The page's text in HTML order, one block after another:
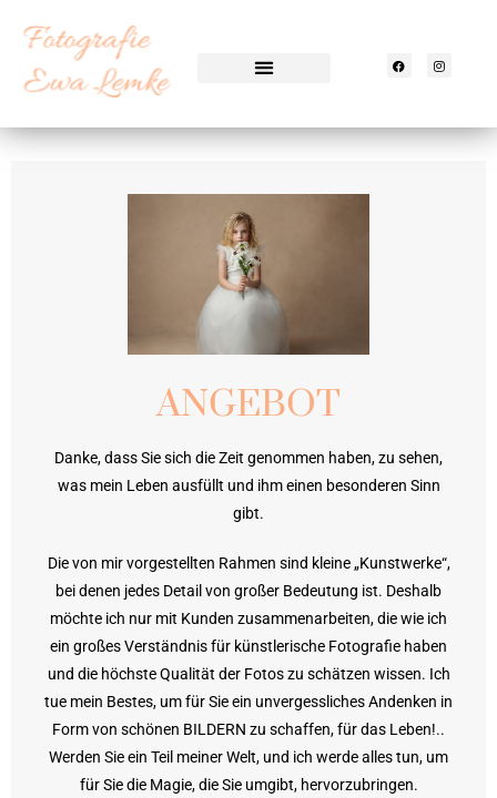
ANGEBOT
Danke, dass Sie sich die Zeit genommen haben, zu sehen,
was mein Leben ausfüllt und ihm einen besonderen Sinn
gibt.
Die von mir vorgestellten Rahmen sind kleine „Kunstwerke“,
bei denen jedes Detail von großer Bedeutung ist. Deshalb
möchte ich nur mit Kunden zusammenarbeiten, die wie ich
ein großes Verständnis für künstlerische Fotografie haben
und die höchste Qualität der Fotos zu schätzen wissen. Ich
tue mein Bestes, um für Sie ein unvergessliches Andenken in
Form von schönen BILDERN zu schaffen, für das Leben!..
Werden Sie ein Teil meiner Welt, und ich werde alles tun, um
für Sie die Magie, die Sie umgibt, hervorzubringen.